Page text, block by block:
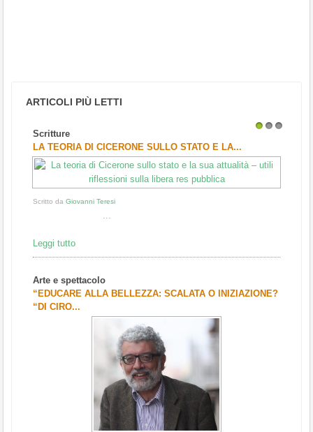
ARTICOLI PIÙ LETTI
Scritture
LA TEORIA DI CICERONE SULLO STATO E LA...
Scritto da Giovanni Teresi
...
Leggi tutto
Arte e spettacolo
“EDUCARE ALLA BELLEZZA: SCALATA O INIZIAZIONE?
“DI CIRO...